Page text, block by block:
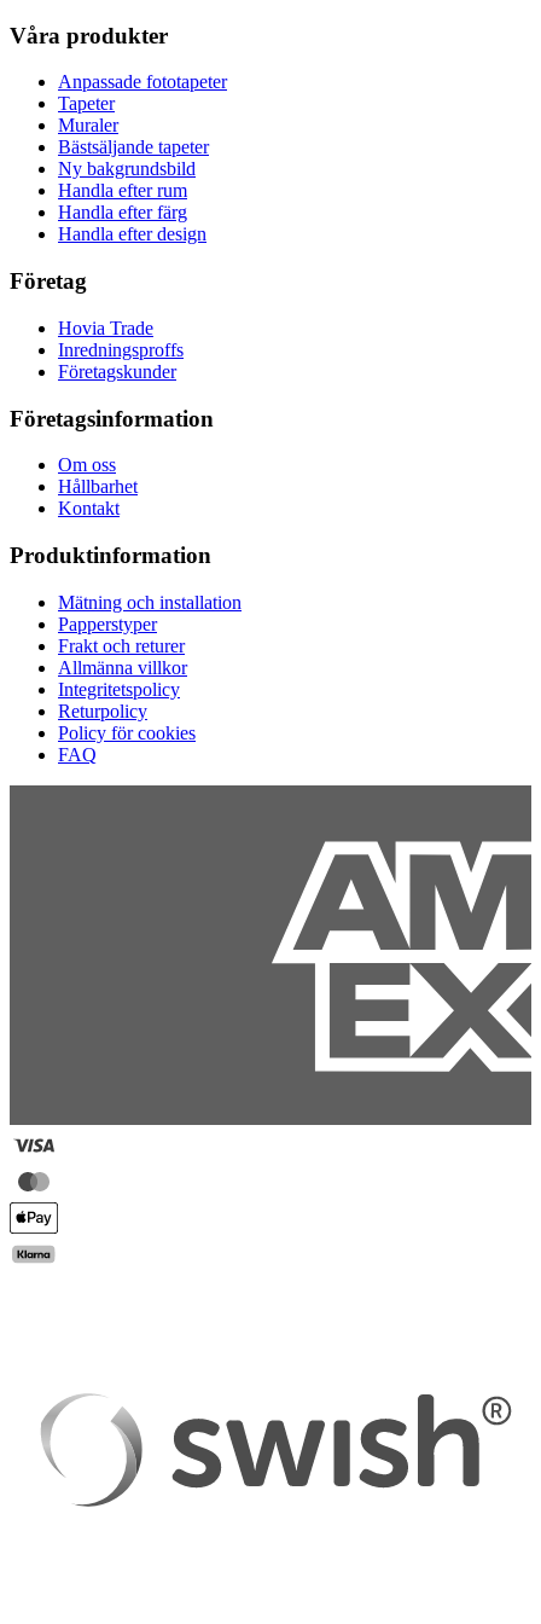
Våra produkter
Anpassade fototapeter
Tapeter
Muraler
Bästsäljande tapeter
Ny bakgrundsbild
Handla efter rum
Handla efter färg
Handla efter design
Företag
Hovia Trade
Inredningsproffs
Företagskunder
Företagsinformation
Om oss
Hållbarhet
Kontakt
Produktinformation
Mätning och installation
Papperstyper
Frakt och returer
Allmänna villkor
Integritetspolicy
Returpolicy
Policy för cookies
FAQ